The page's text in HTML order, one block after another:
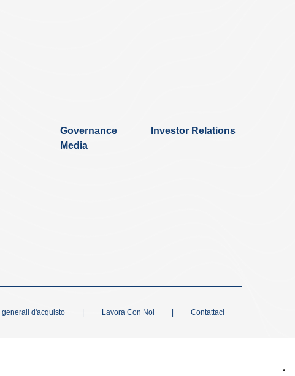
Governance
Investor Relations
Media
d'acquisto Lavora Con Noi Contattaci